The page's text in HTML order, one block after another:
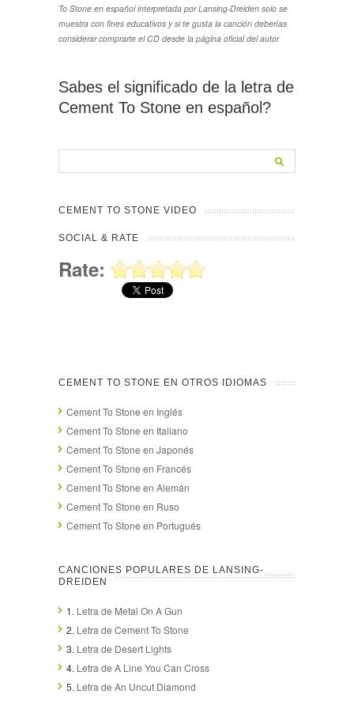
To Stone en español interpretada por Lansing-Dreiden solo se
muestra con fines educativos y si te gusta la canción deberías
considerar comprarte el CD desde la página oficial del autor
Sabes el significado de la letra de
Cement To Stone en español?
CEMENT TO STONE VIDEO
SOCIAL & RATE
Rate:
CEMENT TO STONE EN OTROS IDIOMAS
Cement To Stone en Inglés
Cement To Stone en Italiano
Cement To Stone en Japonés
Cement To Stone en Francés
Cement To Stone en Alemán
Cement To Stone en Ruso
Cement To Stone en Portugués
CANCIONES POPULARES DE LANSING-
DREIDEN
1. Letra de Metal On A Gun
2. Letra de Cement To Stone
3. Letra de Desert Lights
4. Letra de A Line You Can Cross
5. Letra de An Uncut Diamond